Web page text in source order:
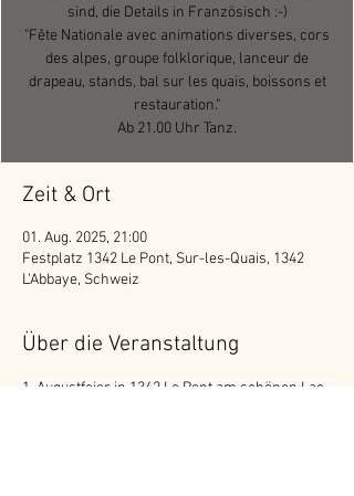
sind, die Details in Französisch :-)
"Fête Nationale avec animations diverses, cors
des alpes, groupe folklorique, lanceur de
drapeau, stands, bal sur les quais, boissons et
restauration."
Ab 21.00 Uhr Tanz.
Zeit & Ort
01. Aug. 2025, 21:00
Festplatz 1342 Le Pont, Sur-les-Quais, 1342
L'Abbaye, Schweiz
Über die Veranstaltung
1. Augustfeier in 1342 Le Pont am schönen Lac